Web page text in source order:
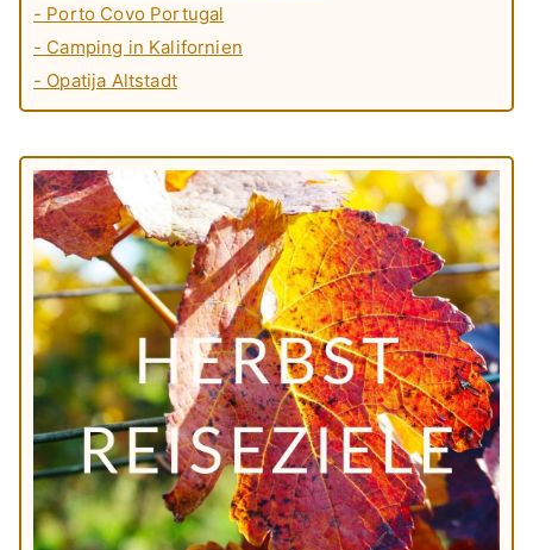
- Porto Covo Portugal
- Camping in Kalifornien
- Opatija Altstadt